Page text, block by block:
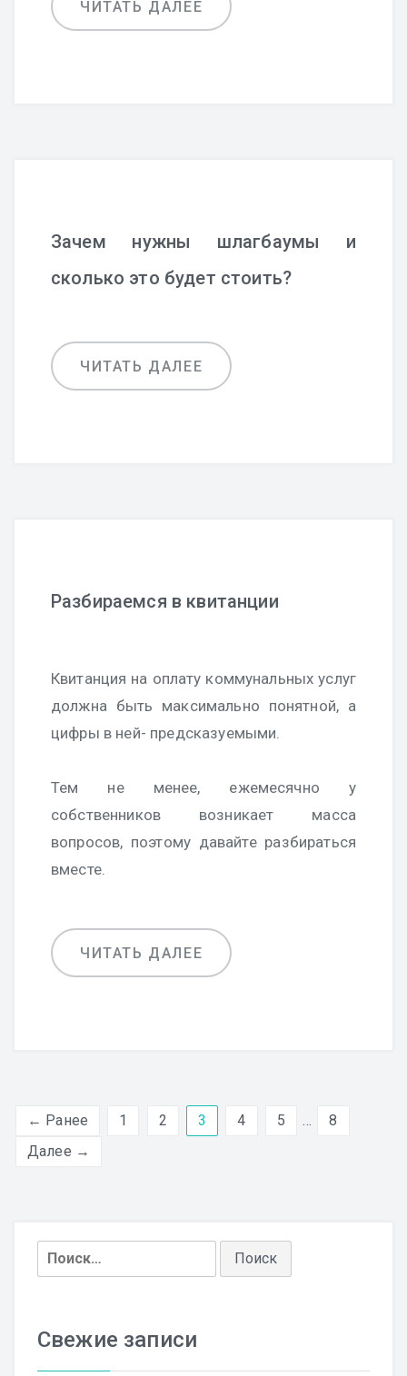
ЧИТАТЬ ДАЛЕЕ
Зачем нужны шлагбаумы и
сколько это будет стоить?
ЧИТАТЬ ДАЛЕЕ
Разбираемся в квитанции
Квитанция на оплату коммунальных услуг
должна быть максимально понятной, а
цифры в ней- предсказуемыми.
Тем не менее, ежемесячно у
собственников возникает масса
вопросов, поэтому давайте разбираться
вместе.
ЧИТАТЬ ДАЛЕЕ
← Ранее 1 2 3 4 5 …
8
Далее →
Найти:
Свежие записи